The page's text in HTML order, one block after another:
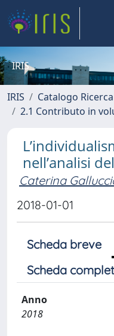
IRIS
IRIS Catalogo Ricerca
2.1 Contributo in
nell’analisi
Caterina
2018-01-01
Scheda breve
Scheda
Anno
2018